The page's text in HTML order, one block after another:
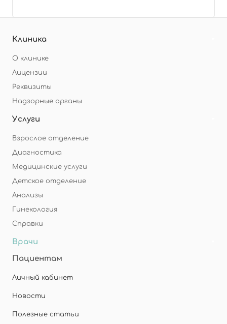
Клиника
О клинике
Лицензии
Реквизиты
Надзорные органы
Услуги
Взрослое отделение
Диагностика
Медицинские услуги
Детское отделение
Анализы
Гинекология
Справки
Врачи
Пациентам
Личный кабинет
Новости
Полезные статьи